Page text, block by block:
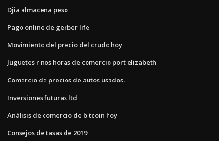
Djia almacena peso
Pago online de gerber life
Movimiento del precio del crudo hoy
Juguetes r nos horas de comercio port elizabeth
Comercio de precios de autos usados.
Inversiones futuras ltd
Análisis de comercio de bitcoin hoy
Consejos de tasas de 2019